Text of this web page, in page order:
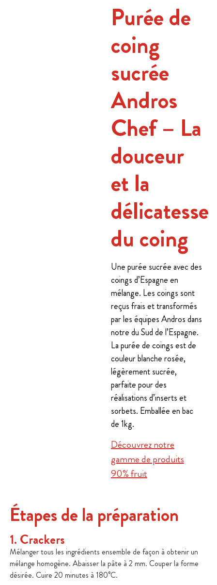
Purée de
coing
sucrée
Andros
Chef – La
douceur
et la
délicatesse
du coing
Une purée sucrée avec des
coings d’Espagne en
mélange. Les coings sont
reçus frais et transformés
par les équipes Andros dans
notre du Sud de l’Espagne.
La purée de coings est de
couleur blanche rosée,
légèrement sucrée,
parfaite pour des
réalisations d’inserts et
sorbets. Emballée en bac
de 1kg.
Découvrez notre
gamme de produits
90% fruit
Étapes de la préparation
1. Crackers
Mélanger tous les ingrédients ensemble de façon à obtenir un
mélange homogène. Abaisser la pâte à 2 mm. Couper la forme
désirée. Cuire 20 minutes à 180°C.